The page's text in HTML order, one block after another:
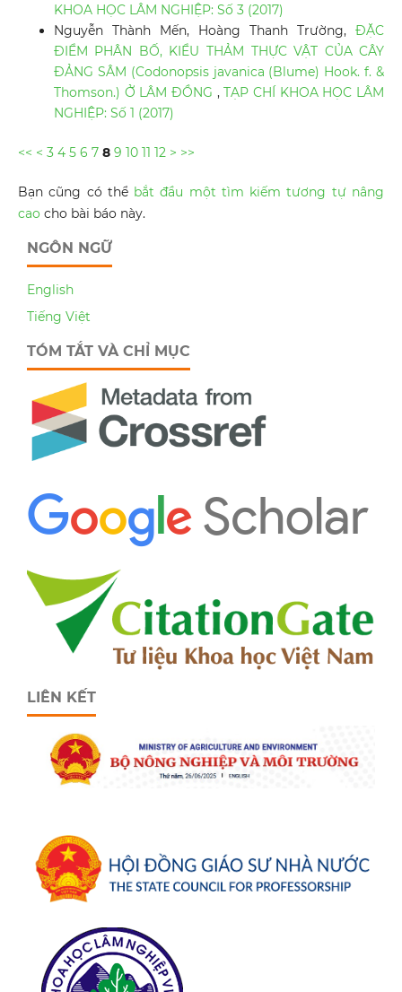
KHOA HỌC LÂM NGHIỆP: Số 3 (2017)
Nguyễn Thành Mến, Hoàng Thanh Trường,ĐẶC
ĐIỂM PHÂN BỐ, KIỂU THẢM THỰC VẬT CỦA CÂY
ĐẢNG SÂM (Codonopsis javanica (Blume) Hook. f. &
Thomson.) Ở LÂM ĐỒNG ,TẠP CHÍ KHOA HỌC LÂM
NGHIỆP: Số 1 (2017)
<< < 3 4 5 6 7 8 9 10 11 12 > >>
Bạn cũng có thể bắt đầu một tìm kiếm tương tự nâng
cao cho bài báo này.
NGÔN NGỮ
English
Tiếng Việt
TÓM TẮT VÀ CHỈ MỤC
LIÊN KẾT